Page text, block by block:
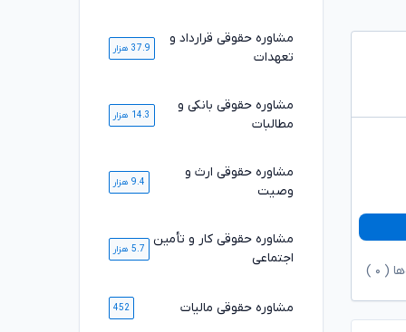
( ۰
مشاوره حقوقی قرارداد و
تعهدات
37.9 هزار
مشاوره حقوقی بانکی و
مطالبات
14.3 هزار
مشاوره حقوقی ارث و
وصیت
9.4 هزار
مشاوره حقوقی کار و تأمین
اجتماعی
5.7 هزار
مشاوره حقوقی مالیات 452